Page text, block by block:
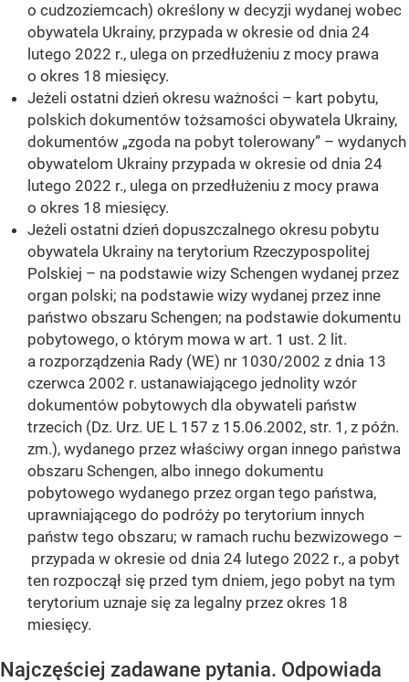
o cudzoziemcach) określony w decyzji wydanej wobec
obywatela Ukrainy, przypada w okresie od dnia 24
lutego 2022 r., ulega on przedłużeniu z mocy prawa
o okres 18 miesięcy.
Jeżeli ostatni dzień okresu ważności – kart pobytu,
polskich dokumentów tożsamości obywatela Ukrainy,
dokumentów „zgoda na pobyt tolerowany” – wydanych
obywatelom Ukrainy przypada w okresie od dnia 24
lutego 2022 r., ulega on przedłużeniu z mocy prawa
o okres 18 miesięcy.
Jeżeli ostatni dzień dopuszczalnego okresu pobytu
obywatela Ukrainy na terytorium Rzeczypospolitej
Polskiej – na podstawie wizy Schengen wydanej przez
organ polski; na podstawie wizy wydanej przez inne
państwo obszaru Schengen; na podstawie dokumentu
pobytowego, o którym mowa w art. 1 ust. 2 lit.
a rozporządzenia Rady (WE) nr 1030/2002 z dnia 13
czerwca 2002 r. ustanawiającego jednolity wzór
dokumentów pobytowych dla obywateli państw
trzecich (Dz. Urz. UE L 157 z 15.06.2002, str. 1, z późn.
zm.), wydanego przez właściwy organ innego państwa
obszaru Schengen, albo innego dokumentu
pobytowego wydanego przez organ tego państwa,
uprawniającego do podróży po terytorium innych
państw tego obszaru; w ramach ruchu bezwizowego –
przypada w okresie od dnia 24 lutego 2022 r., a pobyt
ten rozpoczął się przed tym dniem, jego pobyt na tym
terytorium uznaje się za legalny przez okres 18
miesięcy.
Najczęściej zadawane pytania. Odpowiada